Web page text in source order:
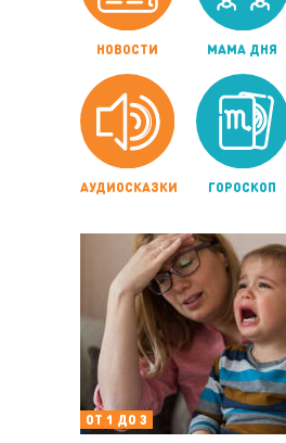
НОВОСТИ МАМА ДНЯ
АУДИОСКАЗКИ ГОРОСКОП
ОТ 1 ДО 3